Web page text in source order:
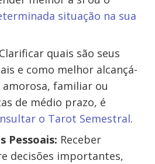
situação na sua
Clarificar quais são seus
e como melhor alcançá-
amorosa, familiar ou
de médio prazo, é
o Tarot Semestral.
Pessoais: Receber
decisões importantes,